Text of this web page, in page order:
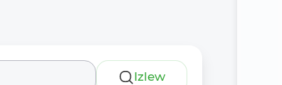
Izlew